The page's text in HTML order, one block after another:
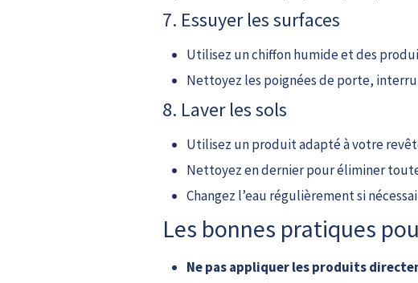
7. Essuyer les surfaces
Utilisez un chiffon humide et des
Nettoyez les poignées de porte,
8. Laver les sols
Utilisez un produit adapté à votre
Nettoyez en dernier pour éliminer
Changez l’eau régulièrement si
Les bonnes pratiques
Ne pas appliquer les produits